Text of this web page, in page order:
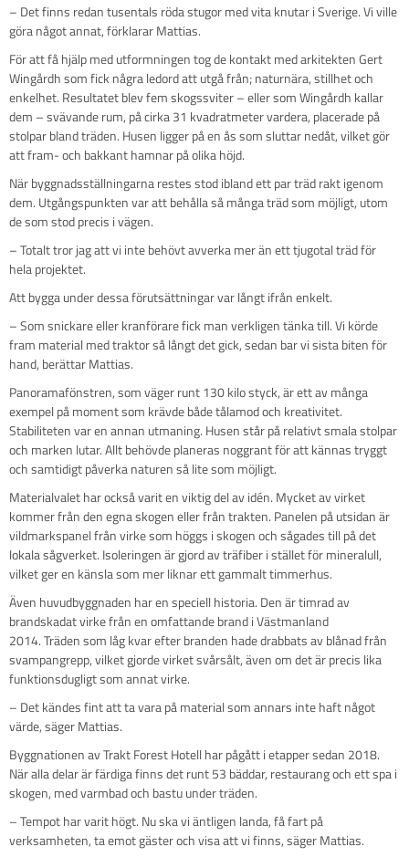
– Det finns redan tusentals röda stugor med vita knutar i Sverige. Vi ville
göra något annat, förklarar Mattias.
För att få hjälp med utformningen tog de kontakt med arkitekten Gert
Wingårdh som fick några ledord att utgå från; naturnära, stillhet och
enkelhet. Resultatet blev fem skogssviter – eller som Wingårdh kallar
dem – svävande rum, på cirka 31 kvadratmeter vardera, placerade på
stolpar bland träden. Husen ligger på en ås som sluttar nedåt, vilket gör
att fram- och bakkant hamnar på olika höjd.
När byggnadsställningarna restes stod ibland ett par träd rakt igenom
dem. Utgångspunkten var att behålla så många träd som möjligt, utom
de som stod precis i vägen.
– Totalt tror jag att vi inte behövt avverka mer än ett tjugotal träd för
hela projektet.
Att bygga under dessa förutsättningar var långt ifrån enkelt.
– Som snickare eller kranförare fick man verkligen tänka till. Vi körde
fram material med traktor så långt det gick, sedan bar vi sista biten för
hand, berättar Mattias.
Panoramafönstren, som väger runt 130 kilo styck, är ett av många
exempel på moment som krävde både tålamod och kreativitet.
Stabiliteten var en annan utmaning. Husen står på relativt smala stolpar
och marken lutar. Allt behövde planeras noggrant för att kännas tryggt
och samtidigt påverka naturen så lite som möjligt.
Materialvalet har också varit en viktig del av idén. Mycket av virket
kommer från den egna skogen eller från trakten. Panelen på utsidan är
vildmarkspanel från virke som höggs i skogen och sågades till på det
lokala sågverket. Isoleringen är gjord av träfiber i stället för mineralull,
vilket ger en känsla som mer liknar ett gammalt timmerhus.
Även huvudbyggnaden har en speciell historia. Den är timrad av
brandskadat virke från en omfattande brand i Västmanland
2014. Träden som låg kvar efter branden hade drabbats av blånad från
svampangrepp, vilket gjorde virket svårsålt, även om det är precis lika
funktionsdugligt som annat virke.
– Det kändes fint att ta vara på material som annars inte haft något
värde, säger Mattias.
Byggnationen av Trakt Forest Hotell har pågått i etapper sedan 2018.
När alla delar är färdiga finns det runt 53 bäddar, restaurang och ett spa i
skogen, med varmbad och bastu under träden.
– Tempot har varit högt. Nu ska vi äntligen landa, få fart på
verksamheten, ta emot gäster och visa att vi finns, säger Mattias.